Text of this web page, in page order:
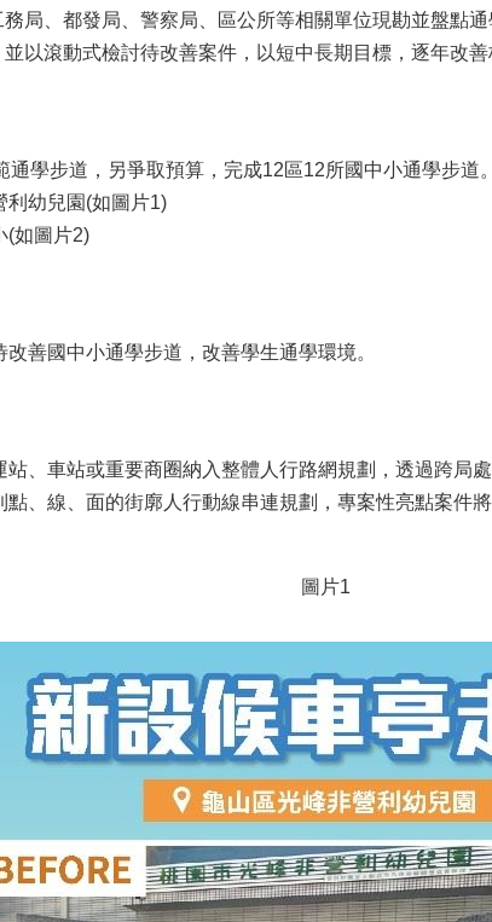
局、都發局、警察局、區公所等相關單位現勘並盤點
以滾動式檢討待改善案件，以短中長期目標，逐年改善
學步道，另爭取預算，完成12區12所國中小通學步道。
利幼兒園(如圖片1)
(如圖片2)
善國中小通學步道，改善學生通學環境。
、車站或重要商圈納入整體人行路網規劃，透過跨局
、線、面的街廓人行動線串連規劃，專案性亮點案件
圖片1